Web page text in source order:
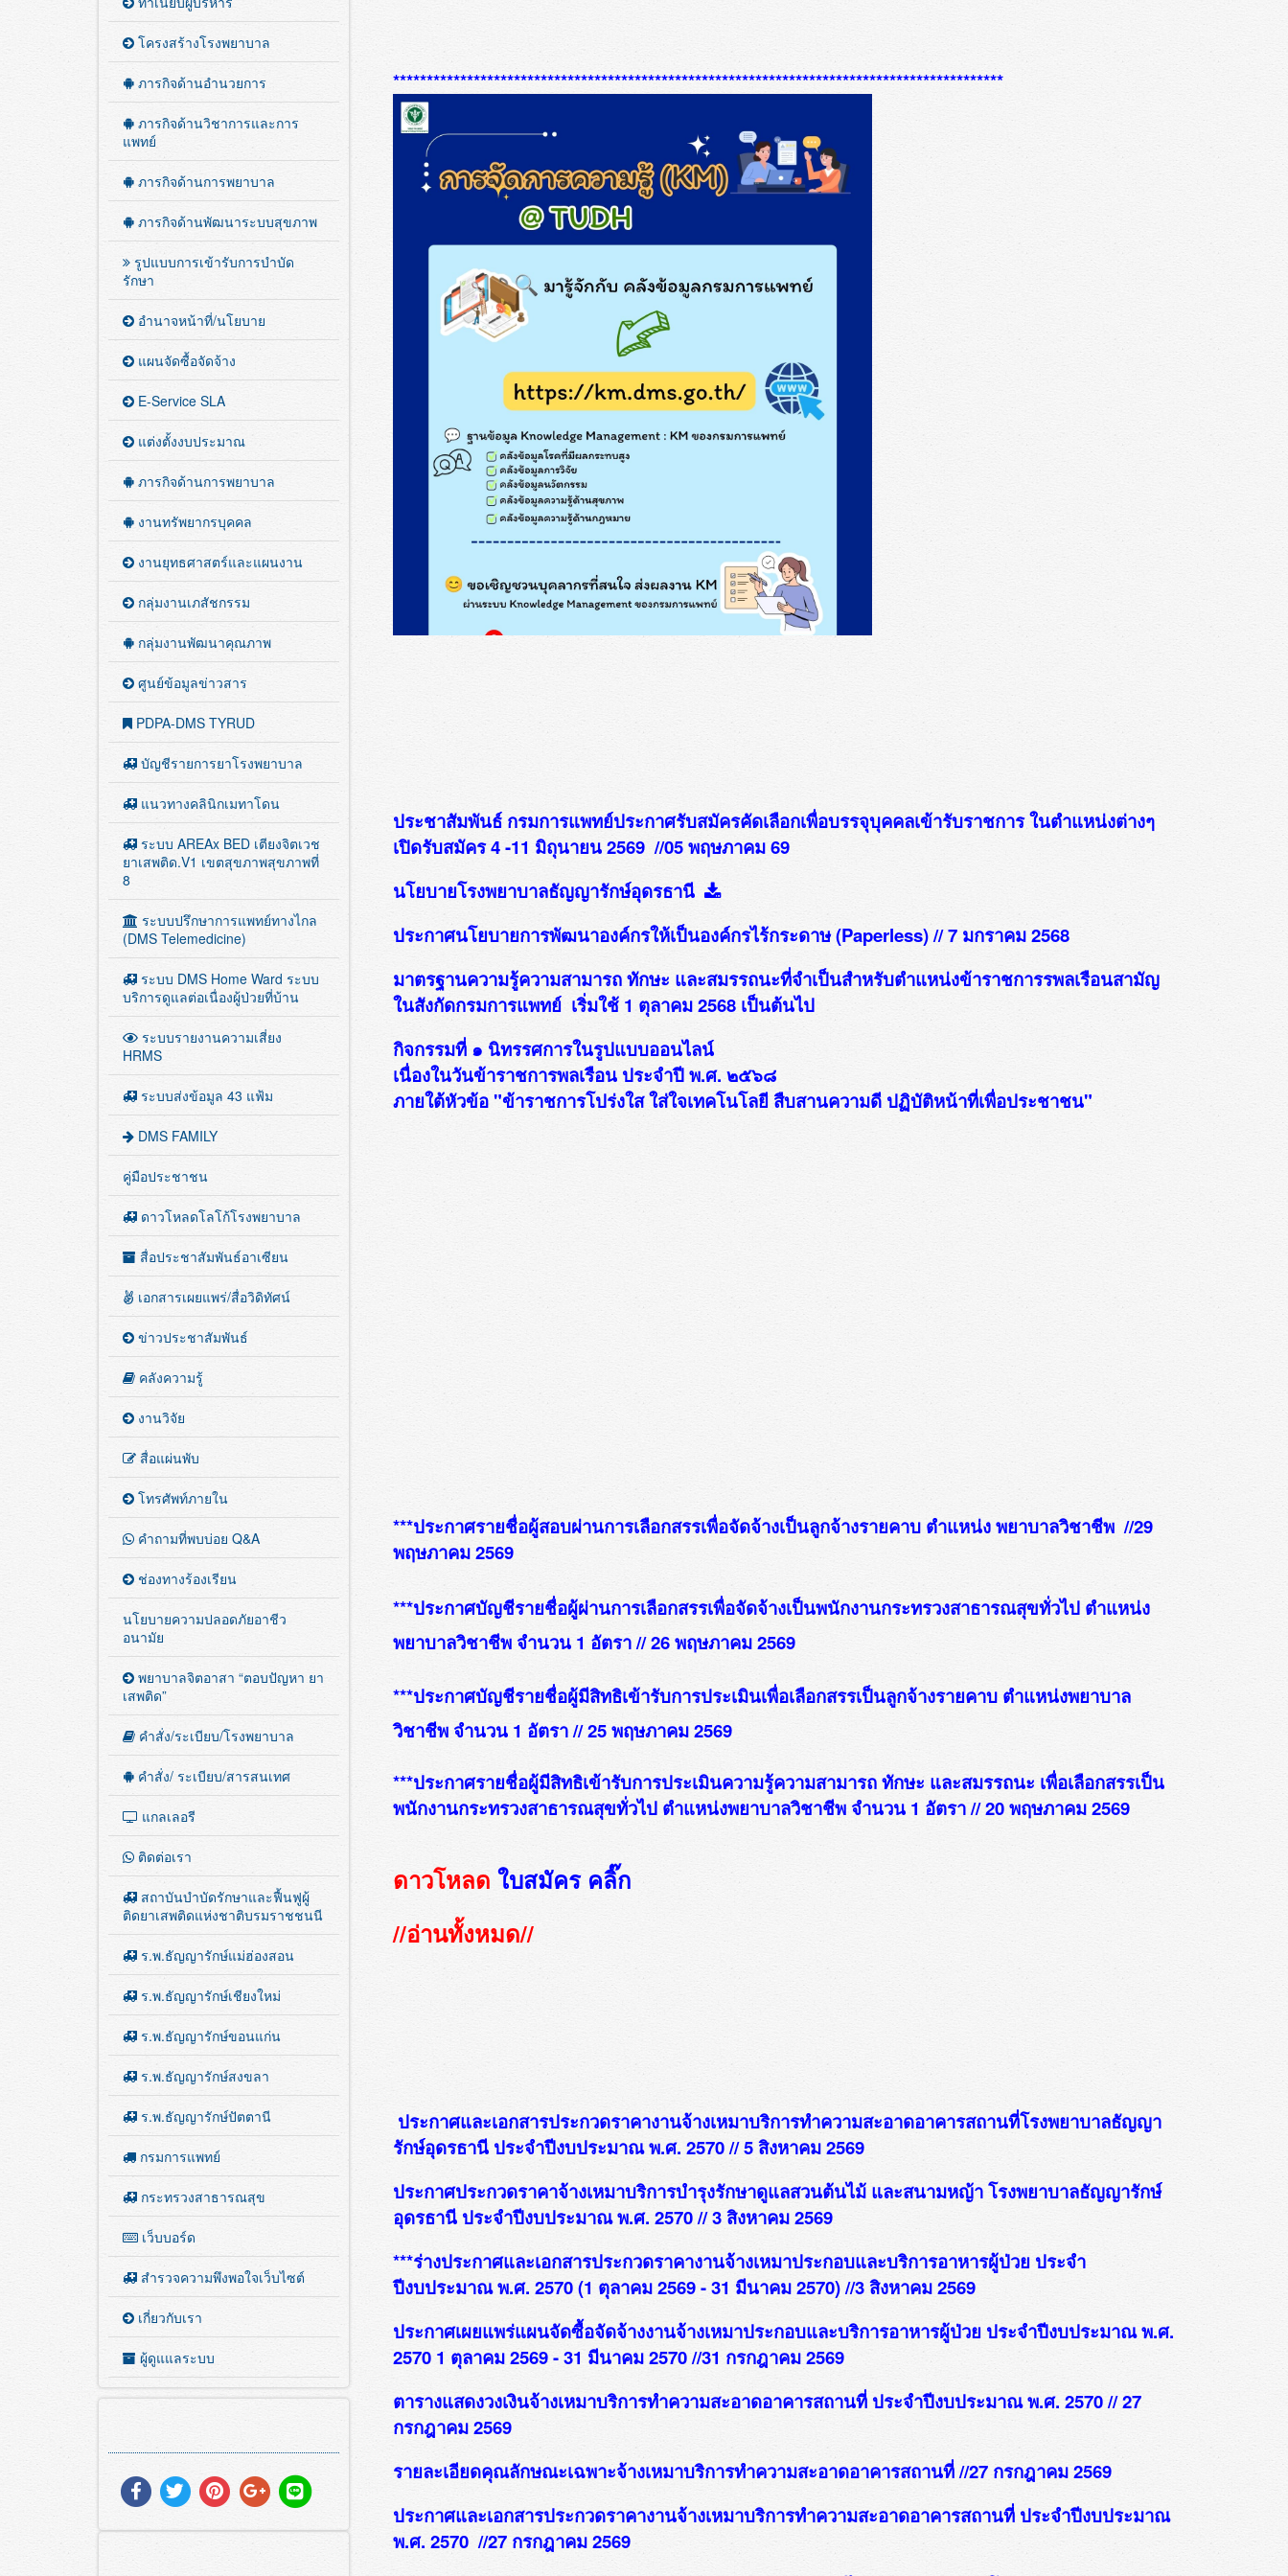
โครงสร้างโรงพยาบาล
ภารกิจด้านอำนวยการ
ภารกิจด้านวิชาการและการ
แพทย์
ภารกิจด้านการพยาบาล
ภารกิจด้านพัฒนาระบบสุขภาพ
รูปแบบการเข้ารับการบำบัด
รักษา
อำนาจหน้าที่/นโยบาย
แผนจัดซื้อจัดจ้าง
E-Service SLA
แต่งตั้งงบประมาณ
ภารกิจด้านการพยาบาล
งานทรัพยากรบุคคล
งานยุทธศาสตร์และแผนงาน
กลุ่มงานเภสัชกรรม
กลุ่มงานพัฒนาคุณภาพ
ศูนย์ข้อมูลข่าวสาร
PDPA-DMS TYRUD
บัญชีรายการยาโรงพยาบาล
แนวทางคลินิกเมทาโดน
ระบบ AREAx BED เตียงจิตเวช
ยาเสพติด.V1 เขตสุขภาพสุขภาพที่
8
ระบบปรึกษาการแพทย์ทางไกล
(DMS Telemedicine)
ระบบ DMS Home Ward ระบบ
บริการดูแลต่อเนื่องผู้ป่วยที่บ้าน
ระบบรายงานความเสี่ยง
HRMS
ระบบส่งข้อมูล 43 แฟ้ม
DMS FAMILY
คู่มือประชาชน
ดาวโหลดโลโก้โรงพยาบาล
สื่อประชาสัมพันธ์อาเซียน
เอกสารเผยแพร่/สื่อวิดิทัศน์
ข่าวประชาสัมพันธ์
คลังความรู้
งานวิจัย
สื่อแผ่นพับ
โทรศัพท์ภายใน
คำถามที่พบบ่อย Q&A
ช่องทางร้องเรียน
นโยบายความปลอดภัยอาชีว
อนามัย
พยาบาลจิตอาสา “ตอบปัญหา ยา
เสพติด”
คำสั่ง/ระเบียบ/โรงพยาบาล
คำสั่ง/ ระเบียบ/สารสนเทศ
แกลเลอรี
ติดต่อเรา
สถาบันบำบัดรักษาและฟื้นฟูผู้
ติดยาเสพติดแห่งชาติบรมราชชนนี
ร.พ.ธัญญารักษ์แม่ฮ่องสอน
ร.พ.ธัญญารักษ์เชียงใหม่
ร.พ.ธัญญารักษ์ขอนแก่น
ร.พ.ธัญญารักษ์สงขลา
ร.พ.ธัญญารักษ์ปัตตานี
กรมการแพทย์
กระทรวงสาธารณสุข
เว็บบอร์ด
สำรวจความพึงพอใจเว็บไซต์
เกี่ยวกับเรา
ผู้ดูแแลระบบ
*******************************************************************************************
ประชาสัมพันธ์ กรมการแพทย์ประกาศรับสมัครคัดเลือกเพื่อบรรจุบุคคลเข้ารับราชการ ในตำแหน่งต่างๆ
เปิดรับสมัคร 4 -11 มิถุนายน 2569 //05 พฤษภาคม 69
นโยบายโรงพยาบาลธัญญารักษ์อุดรธานี
ประกาศนโยบายการพัฒนาองค์กรให้เป็นองค์กรไร้กระดาษ (Paperless) // 7 มกราคม 2568
มาตรฐานความรู้ความสามารถ ทักษะ และสมรรถนะที่จำเป็นสำหรับตำแหน่งข้าราชการรพลเรือนสามัญ
ในสังกัดกรมการแพทย์ เริ่มใช้ 1 ตุลาคม 2568 เป็นต้นไป
กิจกรรมที่ ๑ นิทรรศการในรูปแบบออนไลน์
เนื่องในวันข้าราชการพลเรือน ประจำปี พ.ศ. ๒๕๖๘
ภายใต้หัวข้อ "ข้าราชการโปร่งใส ใส่ใจเทคโนโลยี สืบสานความดี ปฏิบัติหน้าที่เพื่อประชาชน"
***ประกาศรายชื่อผู้สอบผ่านการเลือกสรรเพื่อจัดจ้างเป็นลูกจ้างรายคาบ ตำแหน่ง พยาบาลวิชาชีพ //29
พฤษภาคม 2569
***ประกาศบัญชีรายชื่อผู้ผ่านการเลือกสรรเพื่อจัดจ้างเป็นพนักงานกระทรวงสาธารณสุขทั่วไป ตำแหน่ง
พยาบาลวิชาชีพ จำนวน 1 อัตรา // 26 พฤษภาคม 2569
***ประกาศบัญชีรายชื่อผู้มีสิทธิเข้ารับการประเมินเพื่อเลือกสรรเป็นลูกจ้างรายคาบ ตำแหน่งพยาบาล
วิชาชีพ จำนวน 1 อัตรา // 25 พฤษภาคม 2569
***ประกาศรายชื่อผู้มีสิทธิเข้ารับการประเมินความรู้ความสามารถ ทักษะ และสมรรถนะ เพื่อเลือกสรรเป็น
พนักงานกระทรวงสาธารณสุขทั่วไป ตำแหน่งพยาบาลวิชาชีพ จำนวน 1 อัตรา // 20 พฤษภาคม 2569
ดาวโหลด ใบสมัคร คลิ๊ก
//อ่านทั้งหมด//
ประกาศและเอกสารประกวดราคางานจ้างเหมาบริการทำความสะอาดอาคารสถานที่โรงพยาบาลธัญญา
รักษ์อุดรธานี ประจำปีงบประมาณ พ.ศ. 2570 // 5 สิงหาคม 2569
ประกาศประกวดราคาจ้างเหมาบริการบำรุงรักษาดูแลสวนต้นไม้ และสนามหญ้า โรงพยาบาลธัญญารักษ์
อุดรธานี ประจำปีงบประมาณ พ.ศ. 2570 // 3 สิงหาคม 2569
***ร่างประกาศและเอกสารประกวดราคางานจ้างเหมาประกอบและบริการอาหารผู้ป่วย ประจำ
ปีงบประมาณ พ.ศ. 2570 (1 ตุลาคม 2569 - 31 มีนาคม 2570) //3 สิงหาคม 2569
ประกาศเผยแพร่แผนจัดซื้อจัดจ้างงานจ้างเหมาประกอบและบริการอาหารผู้ป่วย ประจำปีงบประมาณ พ.ศ.
2570 1 ตุลาคม 2569 - 31 มีนาคม 2570 //31 กรกฎาคม 2569
ตารางแสดงวงเงินจ้างเหมาบริการทำความสะอาดอาคารสถานที่ ประจำปีงบประมาณ พ.ศ. 2570 // 27
กรกฎาคม 2569
รายละเอียดคุณลักษณะเฉพาะจ้างเหมาบริการทำความสะอาดอาคารสถานที่ //27 กรกฎาคม 2569
ประกาศและเอกสารประกวดราคางานจ้างเหมาบริการทำความสะอาดอาคารสถานที่ ประจำปีงบประมาณ
พ.ศ. 2570 //27 กรกฎาคม 2569